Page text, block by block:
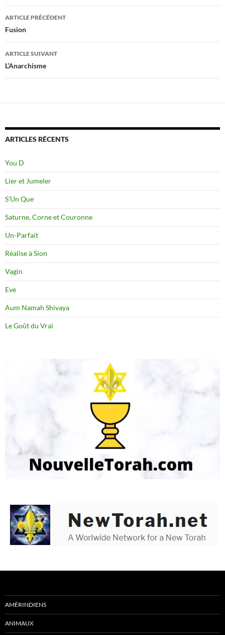
Navigation
des
articles
ARTICLE PRÉCÉDENT
Fusion
ARTICLE SUIVANT
L’Anarchisme
ARTICLES RÉCENTS
You D
Lier et Jumeler
S’Un Que
Saturne, Corne et Couronne
Un-Parfait
Réalise à Sion
Vagin
Eve
Aum Namah Shivaya
Le Goût du Vrai
AMÉRINDIENS
ANIMAUX